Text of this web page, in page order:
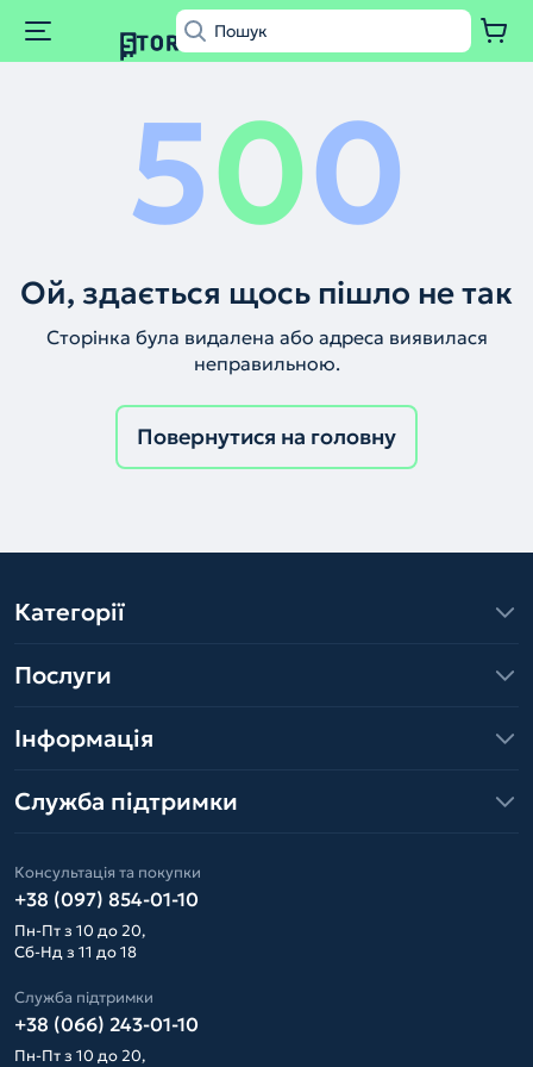
500
Ой, здається щось пішло не так
Сторінка була видалена або адреса виявилася
неправильною.
Повернутися на головну
Категорії
Послуги
Інформація
Служба підтримки
Консультація та покупки
+38 (097) 854-01-10
Пн-Пт з 10 до 20,
Сб-Нд з 11 до 18
Служба підтримки
+38 (066) 243-01-10
Пн-Пт з 10 до 20,